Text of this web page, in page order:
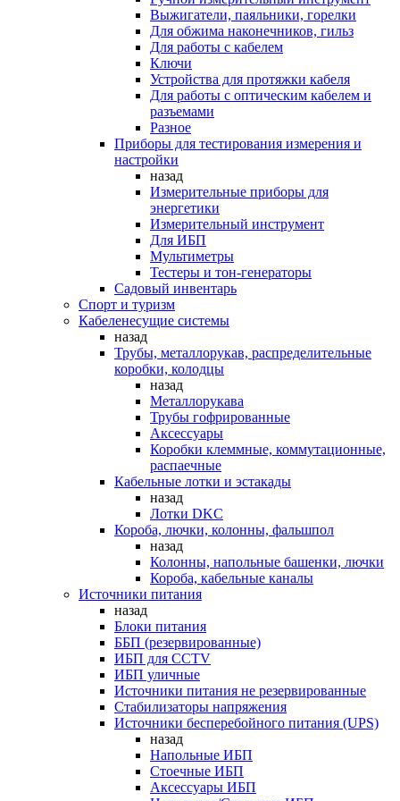
Выжигатели, паяльники, горелки
Для обжима наконечников, гильз
Для работы с кабелем
Ключи
Устройства для протяжки кабеля
Для работы с оптическим кабелем и
разъемами
Разное
Приборы для тестирования измерения и
настройки
назад
Измерительные приборы для
энергетики
Измерительный инструмент
Для ИБП
Мультиметры
Тестеры и тон-генераторы
Садовый инвентарь
Спорт и туризм
Кабеленесущие системы
назад
Трубы, металлорукав, распределительные
коробки, колодцы
назад
Металлорукава
Трубы гофрированные
Аксессуары
Коробки клеммные, коммутационные,
распаечные
Кабельные лотки и эстакады
назад
Лотки DKC
Короба, лючки, колонны, фальшпол
назад
Колонны, напольные башенки, лючки
Короба, кабельные каналы
Источники питания
назад
Блоки питания
ББП (резервированные)
ИБП для CCTV
ИБП уличные
Источники питания не резервированные
Стабилизаторы напряжения
Источники бесперебойного питания (UPS)
назад
Напольные ИБП
Стоечные ИБП
Аксессуары ИБП